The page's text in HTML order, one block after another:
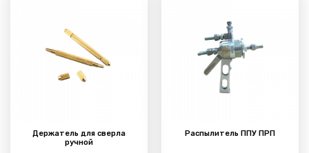
Держатель для сверла
ручной
Распылитель ППУ ПРП